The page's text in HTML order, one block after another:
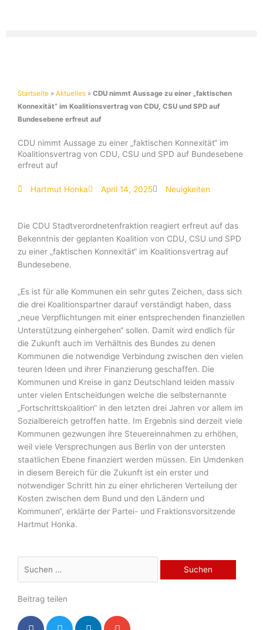
Startseite » Aktuelles » CDU nimmt Aussage zu einer „faktischen
Konnexität“ im Koalitionsvertrag von CDU, CSU und SPD auf
Bundesebene erfreut auf
CDU nimmt Aussage zu einer „faktischen Konnexität“ im
Koalitionsvertrag von CDU, CSU und SPD auf Bundesebene
erfreut auf
Hartmut Honka April 14, 2025 Neuigkeiten
Die CDU Stadtverordnetenfraktion reagiert erfreut auf das
Bekenntnis der geplanten Koalition von CDU, CSU und SPD
zu einer „faktischen Konnexität“ im Koalitionsvertrag auf
Bundesebene.
„Es ist für alle Kommunen ein sehr gutes Zeichen, dass sich
die drei Koalitionspartner darauf verständigt haben, dass
„neue Verpflichtungen mit einer entsprechenden finanziellen
Unterstützung einhergehen“ sollen. Damit wird endlich für
die Zukunft auch im Verhältnis des Bundes zu denen
Kommunen die notwendige Verbindung zwischen den vielen
teuren Ideen und ihrer Finanzierung geschaffen. Die
Kommunen und Kreise in ganz Deutschland leiden massiv
unter vielen Entscheidungen welche die selbsternannte
„Fortschrittskoalition“ in den letzten drei Jahren vor allem im
Sozialbereich getroffen hatte. Im Ergebnis sind derzeit viele
Kommunen gezwungen ihre Steuereinnahmen zu erhöhen,
weil viele Versprechungen aus Berlin von der untersten
staatlichen Ebene finanziert werden müssen. Ein Umdenken
in diesem Bereich für die Zukunft ist ein erster und
notwendiger Schritt hin zu einer ehrlicheren Verteilung der
Kosten zwischen dem Bund und den Ländern und
Kommunen“, erklärte der Partei- und Fraktionsvorsitzende
Hartmut Honka.
nach:
Beitrag teilen